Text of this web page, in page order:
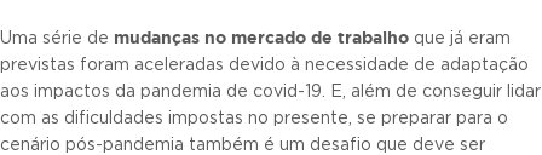
Uma série de mudanças no mercado de trabalho que já eram
previstas foram aceleradas devido à necessidade de adaptação
aos impactos da pandemia de covid-19. E, além de conseguir lidar
com as dificuldades impostas no presente, se preparar para o
cenário pós-pandemia também é um desafio que deve ser